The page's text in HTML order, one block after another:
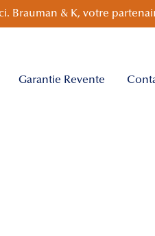
Brauman & K, votre
Garantie Revente